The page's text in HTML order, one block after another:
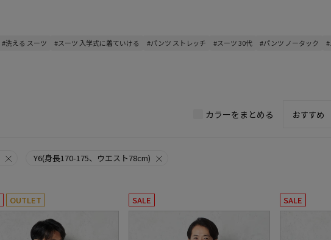
#洗える スーツ #スーツ 入学式に着ていける #パンツ ストレッチ #スーツ 30代 #パンツ ノータック
カラーをまとめる
Y6(身長170-175、ウエスト78cm)
OUTLET SALE SALE